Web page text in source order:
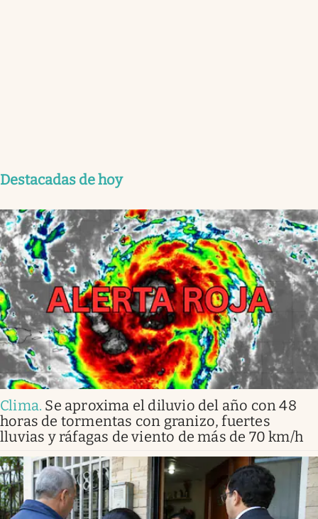
Destacadas de hoy
Clima. Se aproxima el diluvio del año con 48
horas de tormentas con granizo, fuertes
lluvias y ráfagas de viento de más de 70 km/h